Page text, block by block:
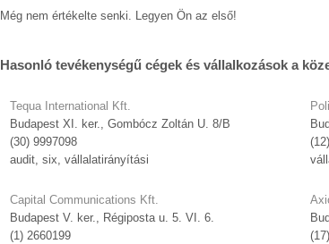
Még nem értékelte senki. Legyen Ön az első!
Hasonló tevékenységű cégek és vállalkozások a
Tequa International Kft.
Budapest XI. ker., Gombócz Zoltán U. 8/B
(30) 9997098
audit, six, vállalatirányítási
Capital Communications Kft.
Budapest V. ker., Régiposta u. 5. VI. 6.
(1) 2660199